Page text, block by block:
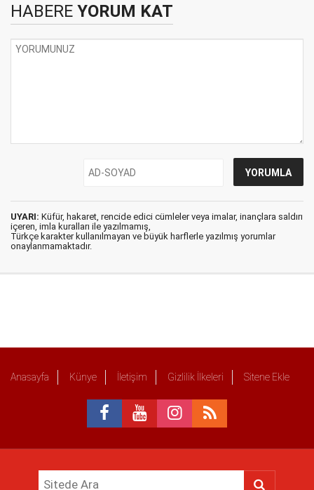
HABERE YORUM KAT
UYARI: Küfür, hakaret, rencide edici cümleler veya imalar, inançlara saldırı
içeren, imla kuralları ile yazılmamış,
Türkçe karakter kullanılmayan ve büyük harflerle yazılmış yorumlar
onaylanmamaktadır.
Anasayfa Künye İletişim Gizlilik İlkeleri Sitene Ekle